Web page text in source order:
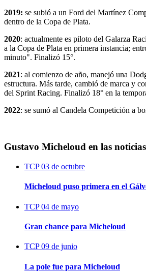
2019: se subió a un Ford del Martínez
dentro de la Copa de Plata.
2020: actualmente es piloto del Galarza
a la Copa de Plata en primera instancia;
minuto". Finalizó 15°.
2021: al comienzo de año, manejó una
estructura. Más tarde, cambió de marca y
del Sprint Racing. Finalizó 18° en la
2022: se sumó al Candela Competición a
Gustavo Micheloud en las noticias
TCP03 de octubre
Micheloud puso primera en el
TCP04 de mayo
Gran chance para Micheloud
TCP09 de junio
La pole fue para Micheloud